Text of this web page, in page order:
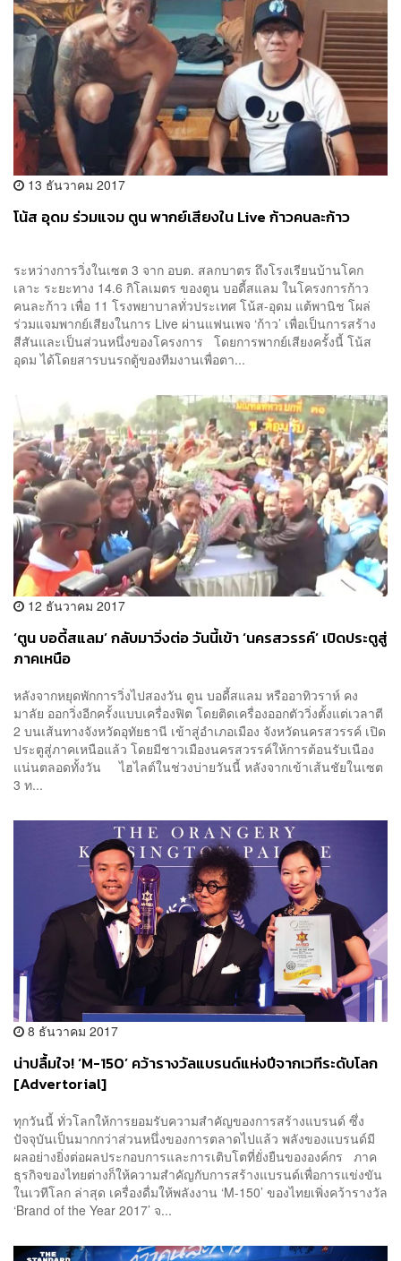
13 ธันวาคม 2017
โน้ส อุดม ร่วมแจม ตูน พากย์เสียงใน Live ก้าวคนละก้าว
ระหว่างการวิ่งในเซต 3 จาก อบต. สลกบาตร ถึงโรงเรียนบ้านโคก
เลาะ ระยะทาง 14.6 กิโลเมตร ของตูน บอดี้สแลม ในโครงการก้าว
คนละก้าว เพื่อ 11 โรงพยาบาลทั่วประเทศ โน้ส-อุดม แต้พานิช โผล่
ร่วมแจมพากย์เสียงในการ Live ผ่านแฟนเพจ ‘ก้าว’ เพื่อเป็นการสร้าง
สีสันและเป็นส่วนหนึ่งของโครงการ โดยการพากย์เสียงครั้งนี้ โน้ส
อุดม ได้โดยสารบนรถตู้ของทีมงานเพื่อตา...
12 ธันวาคม 2017
‘ตูน บอดี้สแลม’ กลับมาวิ่งต่อ วันนี้เข้า ‘นครสวรรค์’ เปิดประตูสู่
ภาคเหนือ
หลังจากหยุดพักการวิ่งไปสองวัน ตูน บอดี้สแลม หรืออาทิวราห์ คง
มาลัย ออกวิ่งอีกครั้งแบบเครื่องฟิต โดยติดเครื่องออกตัววิ่งตั้งแต่เวลาตี
2 บนเส้นทางจังหวัดอุทัยธานี เข้าสู่อำเภอเมือง จังหวัดนครสวรรค์ เปิด
ประตูสู่ภาคเหนือแล้ว โดยมีชาวเมืองนครสวรรค์ให้การต้อนรับเนือง
แน่นตลอดทั้งวัน ไฮไลต์ในช่วงบ่ายวันนี้ หลังจากเข้าเส้นชัยในเซต
3 ท...
8 ธันวาคม 2017
น่าปลื้มใจ! ‘M-150’ คว้ารางวัลแบรนด์แห่งปีจากเวทีระดับโลก
[Advertorial]
ทุกวันนี้ ทั่วโลกให้การยอมรับความสำคัญของการสร้างแบรนด์ ซึ่ง
ปัจจุบันเป็นมากกว่าส่วนหนึ่งของการตลาดไปแล้ว พลังของแบรนด์มี
ผลอย่างยิ่งต่อผลประกอบการและการเติบโตที่ยั่งยืนขององค์กร ภาค
ธุรกิจของไทยต่างก็ให้ความสำคัญกับการสร้างแบรนด์เพื่อการแข่งขัน
ในเวทีโลก ล่าสุด เครื่องดื่มให้พลังงาน ‘M-150’ ของไทยเพิ่งคว้ารางวัล
‘Brand of the Year 2017’ จ...